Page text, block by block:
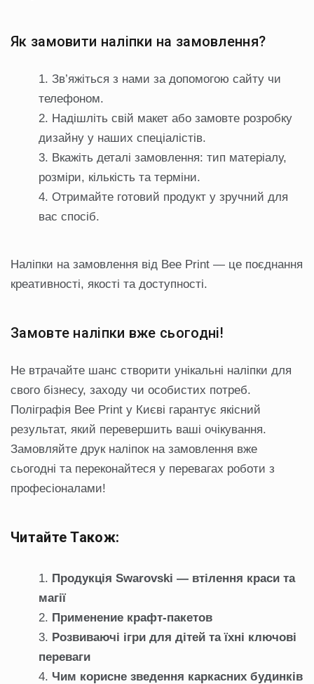
Як замовити наліпки на замовлення?
Зв’яжіться з нами за допомогою сайту чи
телефоном.
Надішліть свій макет або замовте розробку
дизайну у наших спеціалістів.
Вкажіть деталі замовлення: тип матеріалу,
розміри, кількість та терміни.
Отримайте готовий продукт у зручний для
вас спосіб.
Наліпки на замовлення від Bee Print — це поєднання
креативності, якості та доступності.
Замовте наліпки вже сьогодні!
Не втрачайте шанс створити унікальні наліпки для
свого бізнесу, заходу чи особистих потреб.
Поліграфія Bee Print у Києві гарантує якісний
результат, який перевершить ваші очікування.
Замовляйте друк наліпок на замовлення вже
сьогодні та переконайтеся у перевагах роботи з
професіоналами!
Читайте Також:
Продукція Swarovski — втілення краси та
магії
Применение крафт-пакетов
Розвиваючі ігри для дітей та їхні ключові
переваги
Чим корисне зведення каркасних будинків